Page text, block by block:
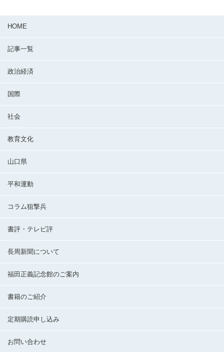
HOME
記事一覧
政治経済
国際
社会
教育文化
山口県
平和運動
コラム狙撃兵
書評・テレビ評
長周新聞について
福田正義記念館のご案内
書籍のご紹介
定期購読申し込み
お問い合わせ